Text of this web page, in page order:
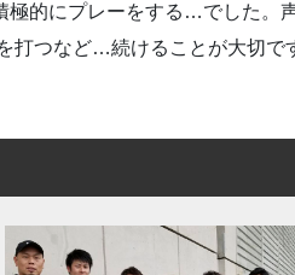
極的にプレーをする…でした。
打つなど…続けることが大切で